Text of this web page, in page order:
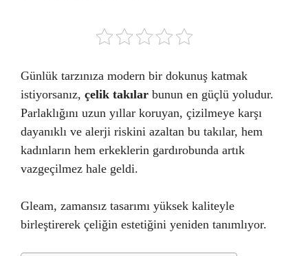
Günlük tarzınıza modern bir dokunuş katmak
istiyorsanız, çelik takılar bunun en güçlü yoludur.
Parlaklığını uzun yıllar koruyan, çizilmeye karşı
dayanıklı ve alerji riskini azaltan bu takılar, hem
kadınların hem erkeklerin gardırobunda artık
vazgeçilmez hale geldi.
Gleam, zamansız tasarımı yüksek kaliteyle
birleştirerek çeliğin estetiğini yeniden tanımlıyor.